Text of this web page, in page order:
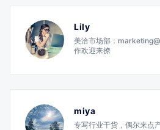
Lily
美洽市场部：
作欢迎来撩
miya
专写行业干货，偶尔来点